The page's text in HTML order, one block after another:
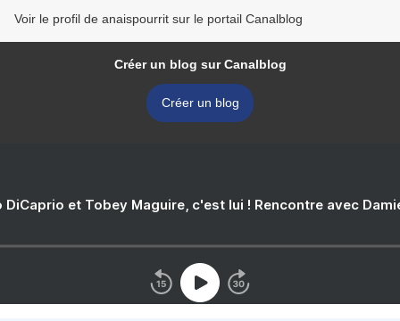
Voir le profil de anaispourrit sur le portail Canalblog
Créer un blog sur Canalblog
Créer un blog
DiCaprio et Tobey Maguire, c'est lui ! Rencontre avec